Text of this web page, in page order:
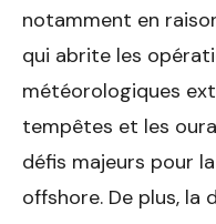
notamment en
qui abrite les
météorologiques
tempêtes et les
défis majeurs pour
offshore. De plus, la